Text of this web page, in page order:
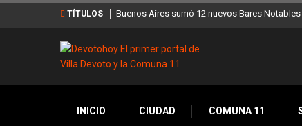
TÍTULOS Buenos Aires sumó 12 nuevos Bares
INICIO CIUDAD COMUNA 11